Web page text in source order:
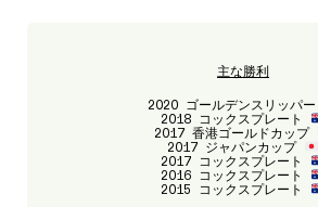
主な勝利
2020 ゴールデンスリッパー
2018 コックスプレート
2017 香港ゴールドカップ
2017 ジャパンカップ
2017 コックスプレート
2016 コックスプレート
2015 コックスプレート